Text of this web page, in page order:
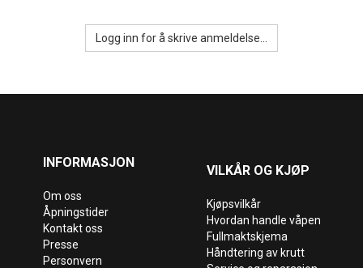
Logg inn for å skrive anmeldelse...
INFORMASJON
Om oss
Åpningstider
Kontakt oss
Presse
Personvern
VILKÅR OG KJØP
Kjøpsvilkår
Hvordan handle våpen
Fullmaktskjema
Håndtering av krutt